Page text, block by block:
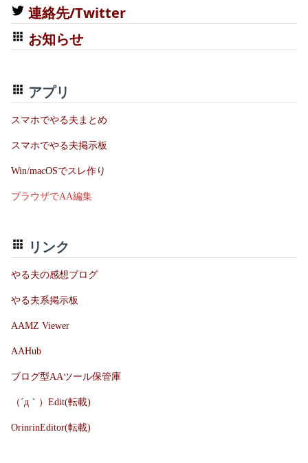
連絡先/Twitter
お知らせ
アプリ
スマホでやる夫まとめ
スマホでやる夫掲示板
Win/macOSでスレ作り
ブラウザでAA編集
リンク
やる夫の感想ブログ
やる夫系掲示板
AAMZ Viewer
AAHub
ブログ型AAツール保管庫
（´д｀）Edit(転載)
OrinrinEditor(転載)